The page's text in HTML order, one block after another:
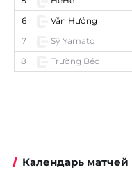
6
Văn Hưởng
7
Sỹ Yamato
8
Trường Béo
Календарь матчей